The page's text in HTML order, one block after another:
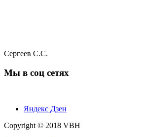
Сергеев С.С.
Мы в соц сетях
Яндекс Дзен
Copyright © 2018 VBH